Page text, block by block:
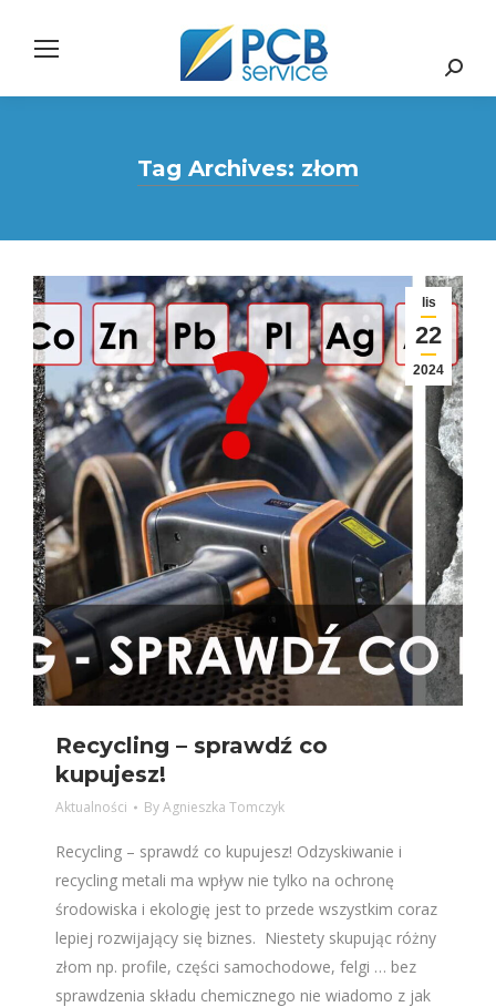
Search:
Tag Archives: złom
lis
22
2024
Recycling – sprawdź co
kupujesz!
Aktualności ByAgnieszka Tomczyk
Recycling – sprawdź co kupujesz! Odzyskiwanie i
recycling metali ma wpływ nie tylko na ochronę
środowiska i ekologię jest to przede wszystkim coraz
lepiej rozwijający się biznes. Niestety skupując różny
złom np. profile, części samochodowe, felgi … bez
sprawdzenia składu chemicznego nie wiadomo z jak